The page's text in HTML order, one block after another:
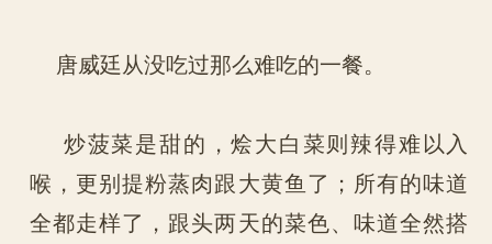
唐威廷从没吃过那么难吃的一餐。
炒菠菜是甜的，烩大白菜则辣得难以入
喉，更别提粉蒸肉跟大黄鱼了；所有的味道
全都走样了，跟头两天的菜色、味道全然搭